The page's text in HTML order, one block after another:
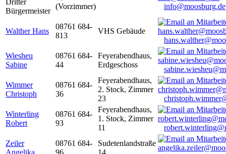
Dritter
Bürgermeister
(Vorzimmer)
info@moosburg.de
Walther Hans
08761 684-
813
VHS Gebäude
Wiesheu
Sabine
08761 684-
44
Feyerabendhaus,
Erdgeschoss
Wimmer
Christoph
08761 684-
36
Feyerabendhaus,
2. Stock, Zimmer
23
Winterling
Robert
08761 684-
93
Feyerabendhaus,
1. Stock, Zimmer
11
Zeiler
Angelika
08761 684-
96
Sudetenlandstraße
14